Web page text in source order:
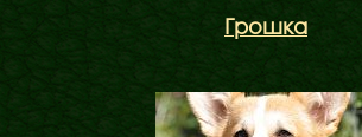
Грошка